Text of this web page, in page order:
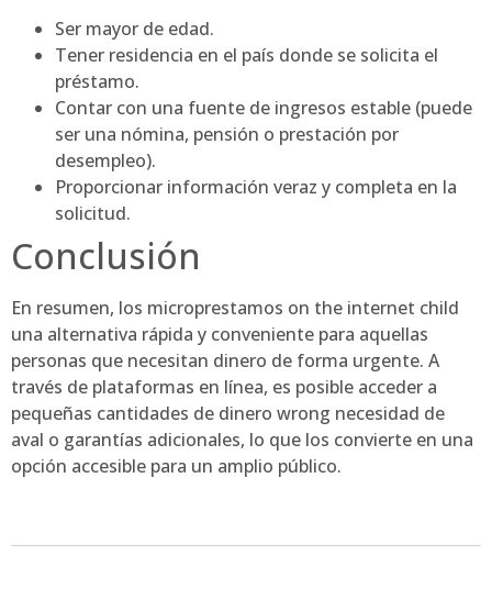
Ser mayor de edad.
Tener residencia en el país donde se solicita el
préstamo.
Contar con una fuente de ingresos estable (puede
ser una nómina, pensión o prestación por
desempleo).
Proporcionar información veraz y completa en la
solicitud.
Conclusión
En resumen, los microprestamos on the internet child
una alternativa rápida y conveniente para aquellas
personas que necesitan dinero de forma urgente. A
través de plataformas en línea, es posible acceder a
pequeñas cantidades de dinero wrong necesidad de
aval o garantías adicionales, lo que los convierte en una
opción accesible para un amplio público.